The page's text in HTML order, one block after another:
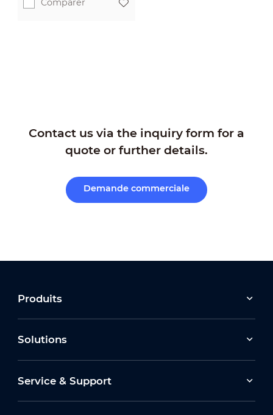
Comparer
Contact us via the inquiry form for a
quote or further details.
Demande commerciale
Produits
Solutions
Service & Support